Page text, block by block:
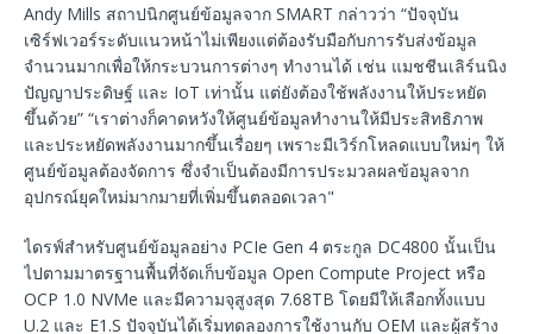
Andy Mills สถาปนิกศูนย์ข้อมูลจาก SMART กล่าวว่า “ปัจจุบัน
เซิร์ฟเวอร์ระดับแนวหน้าไม่เพียงแต่ต้องรับมือกับการรับส่งข้อมูล
จำนวนมากเพื่อให้กระบวนการต่างๆ ทำงานได้ เช่น แมชชีนเลิร์นนิง
ปัญญาประดิษฐ์ และ IoT เท่านั้น แต่ยังต้องใช้พลังงานให้ประหยัด
ขึ้นด้วย” “เราต่างก็คาดหวังให้ศูนย์ข้อมูลทำงานให้มีประสิทธิภาพ
และประหยัดพลังงานมากขึ้นเรื่อยๆ เพราะมีเวิร์กโหลดแบบใหม่ๆ ให้
ศูนย์ข้อมูลต้องจัดการ ซึ่งจำเป็นต้องมีการประมวลผลข้อมูลจาก
อุปกรณ์ยุคใหม่มากมายที่เพิ่มขึ้นตลอดเวลา"
ไดรฟ์สำหรับศูนย์ข้อมูลอย่าง PCIe Gen 4 ตระกูล DC4800 นั้นเป็น
ไปตามมาตรฐานพื้นที่จัดเก็บข้อมูล Open Compute Project หรือ
OCP 1.0 NVMe และมีความจุสูงสุด 7.68TB โดยมีให้เลือกทั้งแบบ
U.2 และ E1.S ปัจจุบันได้เริ่มทดลองการใช้งานกับ OEM และผู้สร้าง